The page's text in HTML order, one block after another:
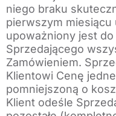
niego braku
pierwszym miesiącu
upoważniony jest
Sprzedającego
Zamówieniem.
Klientowi Cenę
pomniejszoną o
Klient odeśle